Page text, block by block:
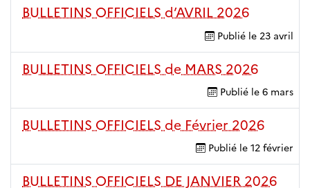
BULLETINS OFFICIELS d’AVRIL 2026
Publié le 23 avril
BULLETINS OFFICIELS de MARS 2026
Publié le 6 mars
BULLETINS OFFICIELS de Février 2026
Publié le 12 février
BULLETINS OFFICIELS DE JANVIER 2026